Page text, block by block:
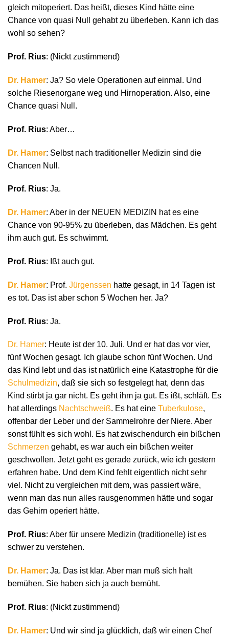
gleich mitoperiert. Das heißt, dieses Kind hätte eine
Chance von quasi Null gehabt zu überleben. Kann ich das
wohl so sehen?
Prof. Rius: (Nickt zustimmend)
Dr. Hamer: Ja? So viele Operationen auf einmal. Und
solche Riesenorgane weg und Hirnoperation. Also, eine
Chance quasi Null.
Prof. Rius: Aber…
Dr. Hamer: Selbst nach traditioneller Medizin sind die
Chancen Null.
Prof. Rius: Ja.
Dr. Hamer: Aber in der NEUEN MEDIZIN hat es eine
Chance von 90-95% zu überleben, das Mädchen. Es geht
ihm auch gut. Es schwimmt.
Prof. Rius: Ißt auch gut.
Dr. Hamer: Prof. Jürgenssen hatte gesagt, in 14 Tagen ist
es tot. Das ist aber schon 5 Wochen her. Ja?
Prof. Rius: Ja.
Dr. Hamer: Heute ist der 10. Juli. Und er hat das vor vier,
fünf Wochen gesagt. Ich glaube schon fünf Wochen. Und
das Kind lebt und das ist natürlich eine Katastrophe für die
Schulmedizin, daß sie sich so festgelegt hat, denn das
Kind stirbt ja gar nicht. Es geht ihm ja gut. Es ißt, schläft. Es
hat allerdings Nachtschweiß. Es hat eine Tuberkulose,
offenbar der Leber und der Sammelrohre der Niere. Aber
sonst fühlt es sich wohl. Es hat zwischendurch ein bißchen
Schmerzen gehabt, es war auch ein bißchen weiter
geschwollen. Jetzt geht es gerade zurück, wie ich gestern
erfahren habe. Und dem Kind fehlt eigentlich nicht sehr
viel. Nicht zu vergleichen mit dem, was passiert wäre,
wenn man das nun alles rausgenommen hätte und sogar
das Gehirn operiert hätte.
Prof. Rius: Aber für unsere Medizin (traditionelle) ist es
schwer zu verstehen.
Dr. Hamer: Ja. Das ist klar. Aber man muß sich halt
bemühen. Sie haben sich ja auch bemüht.
Prof. Rius: (Nickt zustimmend)
Dr. Hamer: Und wir sind ja glücklich, daß wir einen Chef